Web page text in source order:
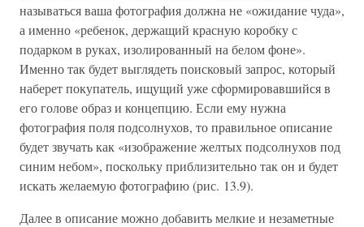
называться ваша фотография должна не «ожидание чуда»,
а именно «ребенок, держащий красную коробку с
подарком в руках, изолированный на белом фоне».
Именно так будет выглядеть поисковый запрос, который
наберет покупатель, ищущий уже сформировавшийся в
его голове образ и концепцию. Если ему нужна
фотография поля подсолнухов, то правильное описание
будет звучать как «изображение желтых подсолнухов под
синим небом», поскольку приблизительно так он и будет
искать желаемую фотографию (рис. 13.9).
Далее в описание можно добавить мелкие и незаметные